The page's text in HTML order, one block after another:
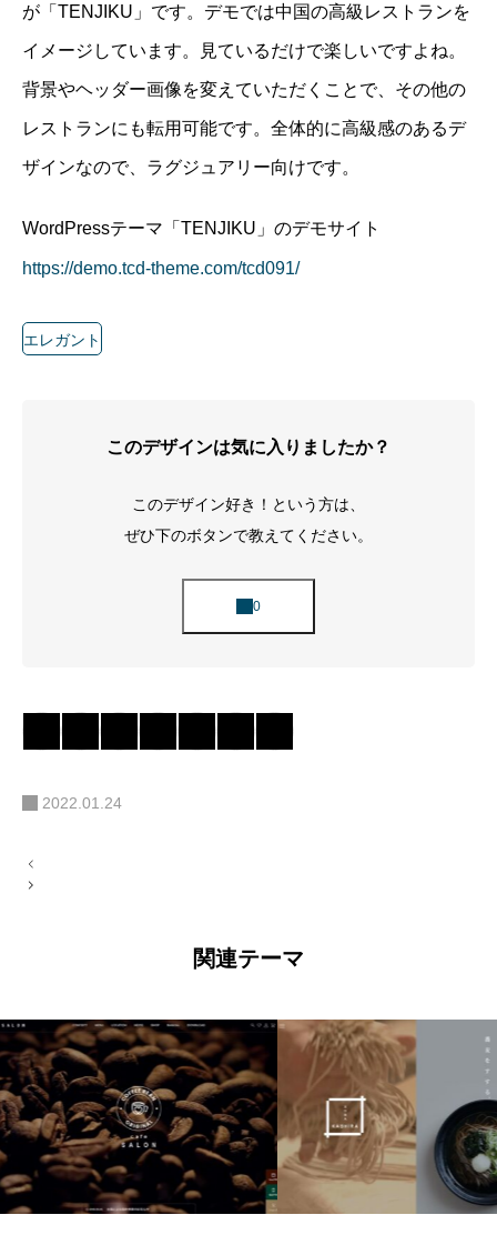
が「TENJIKU」です。デモでは中国の高級レストランを
イメージしています。見ているだけで楽しいですよね。
背景やヘッダー画像を変えていただくことで、その他の
レストランにも転用可能です。全体的に高級感のあるデ
ザインなので、ラグジュアリー向けです。
WordPressテーマ「TENJIKU」のデモサイト
https://demo.tcd-theme.com/tcd091/
エレガント
このデザインは気に入りましたか？
このデザイン好き！という方は、
ぜひ下のボタンで教えてください。
2022.01.24
投
稿
関連テーマ